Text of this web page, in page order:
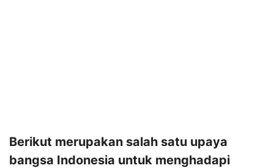
Berikut merupakan salah satu upaya
bangsa Indonesia untuk menghadapi